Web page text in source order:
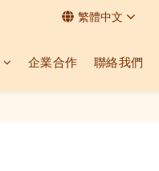
繁體中文
企業合作 聯絡我們